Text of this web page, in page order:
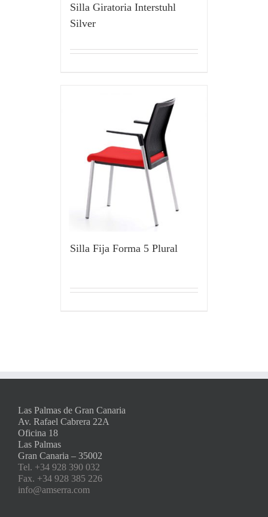
Silla Giratoria Interstuhl
Silver
Silla Fija Forma 5 Plural
Las Palmas de Gran Canaria
Av. Rafael Cabrera 22A
Oficina 18
Las Palmas
Gran Canaria – 35002
Tel. +34 928 390 032
Fax. +34 928 385 226
info@amserra.com